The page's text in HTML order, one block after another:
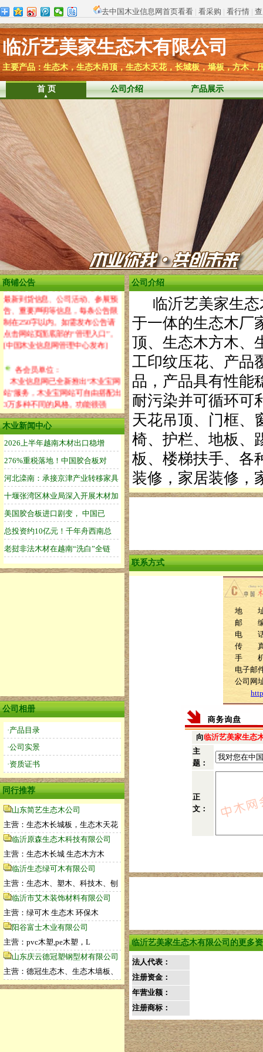
去中国木业信息网首页看看 | 看采购 | 看行情 |
临沂艺美家生态木有限公司
主要产品：生态木，生态木吊顶，生态木天花，长城板，墙板，方木，
首 页 公司介绍 产品展示
商铺公告
各会员单位：
这里是你发布各类公司最新动态
的公告栏。您可以在这里随时发布
最新到货信息、公司活动、参展预
告、重要声明等信息，每条公告限
制在250字以内。如需发布公告请
点击网站页面底部的“管理入口”。
[中国木业信息网管理中心发布]
各会员单位：
木业信息网已全新推出“木业宝网
站”服务，木业宝网站可自由搭配出
3万多种不同的风格。功能很强
大，操作很简单！设置木业宝网站
风格请点击网站底部的“管理入
口”。[中国木业信息网管理中心]
木业新闻中心
公司相册
·产品目录
·公司实景
·资质证书
同行推荐
山东简艺生态木公司
主营：生态木长城板，生态木天花
临沂原森生态木科技有限公司
主营：生态木长城 生态木方木
临沂生态绿可木有限公司
主营：生态木、塑木、科技木、刨
临沂市艾木装饰材料有限公司
主营：绿可木 生态木 环保木
阳谷富士木业有限公司
主营：pvc木塑,pe木塑，L
山东庆云德冠塑钢型材有限公司
主营：德冠生态木、生态木墙板、
公司介绍
临沂艺美家生态
于一体的生态木厂
顶、生态木方木、
工印纹压花、产品
品，产品具有性能
耐污染并可循环可
天花吊顶、门框、
椅、护栏、地板、
板、楼梯扶手、各
装修，家居装修，
联系方式
地 址
邮 编
电 话
传 真
手 机
电子邮
公司网
向临沂艺美家生态
主
题：
正
文：
临沂艺美家生态木有限公司的更多
法人代表：
注册资金：
年营业额：
注册商标：